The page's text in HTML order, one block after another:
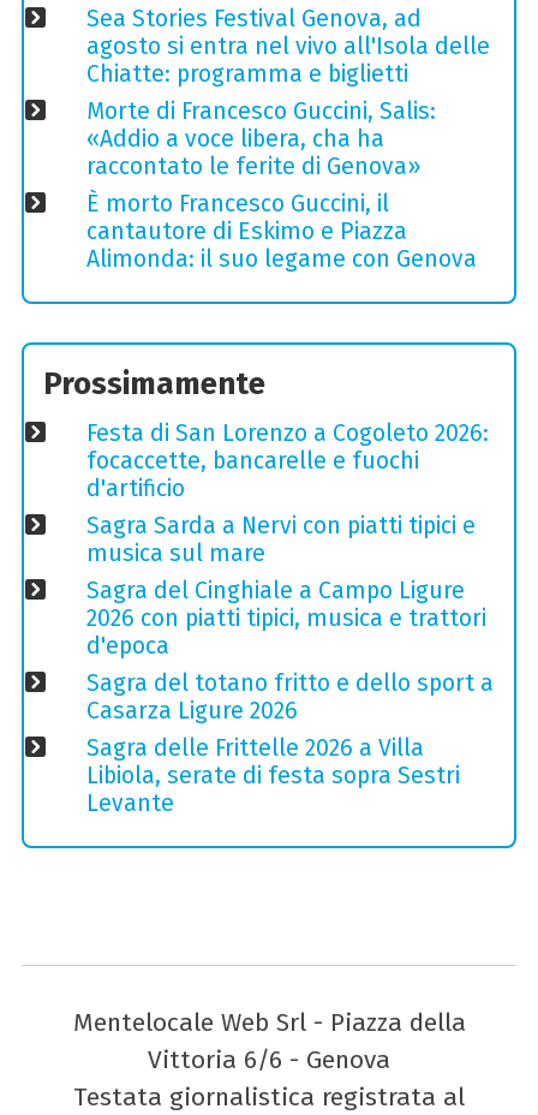
Sea Stories Festival Genova, ad
agosto si entra nel vivo all'Isola delle
Chiatte: programma e biglietti
Morte di Francesco Guccini, Salis:
«Addio a voce libera, cha ha
raccontato le ferite di Genova»
È morto Francesco Guccini, il
cantautore di Eskimo e Piazza
Alimonda: il suo legame con Genova
Prossimamente
Festa di San Lorenzo a Cogoleto 2026:
focaccette, bancarelle e fuochi
d'artificio
Sagra Sarda a Nervi con piatti tipici e
musica sul mare
Sagra del Cinghiale a Campo Ligure
2026 con piatti tipici, musica e trattori
d'epoca
Sagra del totano fritto e dello sport a
Casarza Ligure 2026
Sagra delle Frittelle 2026 a Villa
Libiola, serate di festa sopra Sestri
Levante
Mentelocale Web Srl - Piazza della
Vittoria 6/6 - Genova
Testata giornalistica registrata al